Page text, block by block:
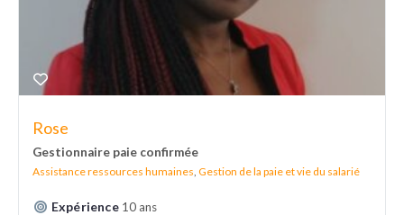
Rose
Gestionnaire paie confirmée
Assistance ressources humaines Gestion de la paie et vie du salarié
Expérience 10 ans